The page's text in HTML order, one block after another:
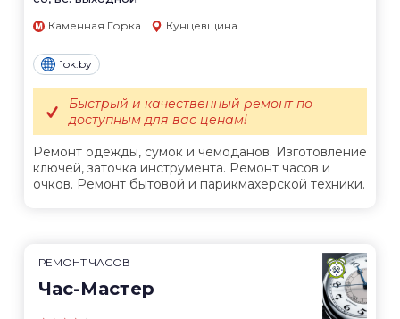
Каменная Горка Кунцевщина
1ok.by
Ремонт одежды, сумок и чемоданов. Изготовление
ключей, заточка инструмента. Ремонт часов и
очков. Ремонт бытовой и парикмахерской техники.
Быстрый и качественный ремонт по
доступным для вас ценам!
РЕМОНТ ЧАСОВ
Час-Мастер